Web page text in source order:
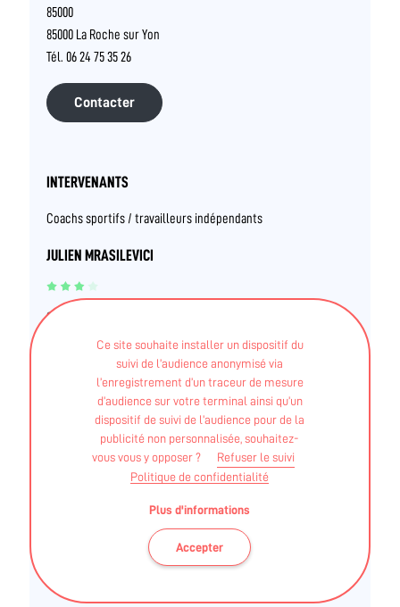
Ce site souhaite installer un dispositif du
suivi de l’audience anonymisé via
l’enregistrement d’un traceur de mesure
d’audience sur votre terminal ainsi qu’un
dispositif de suivi de l’audience pour de la
publicité non personnalisée, souhaitez-
vous vous y opposer ?
Refuser le suivi
Politique de confidentialité
Plus d'informations
Accepter
85000
85000 La Roche sur Yon
Tél. 06 24 75 35 26
Contacter
INTERVENANTS
Coachs sportifs / travailleurs indépendants
JULIEN MRASILEVICI
STAPS APA - Licence
BEES - 1° Voile
Autre - Certificat Spécialisation- Accompagnement et
intégration des personnes en situation de handicap